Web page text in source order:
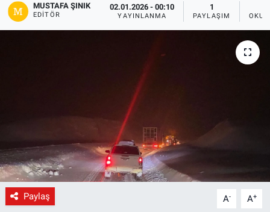
MUSTAFA ŞINIK
EDITÖR
02.01.2026 - 00:10
YAYINLANMA
1
PAYLAŞIM
Paylaş A- A+
Kültür-Sanat
Siyaset
Spor